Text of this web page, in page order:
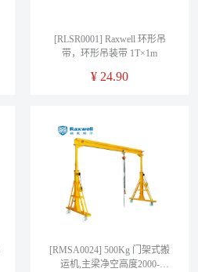
[RLSR0001] Raxwell 环形吊
带，环形吊装带 1T×1m
¥ 24.90
[RMSA0024] 500Kg 门架式搬
运机,主梁净空高度2000-